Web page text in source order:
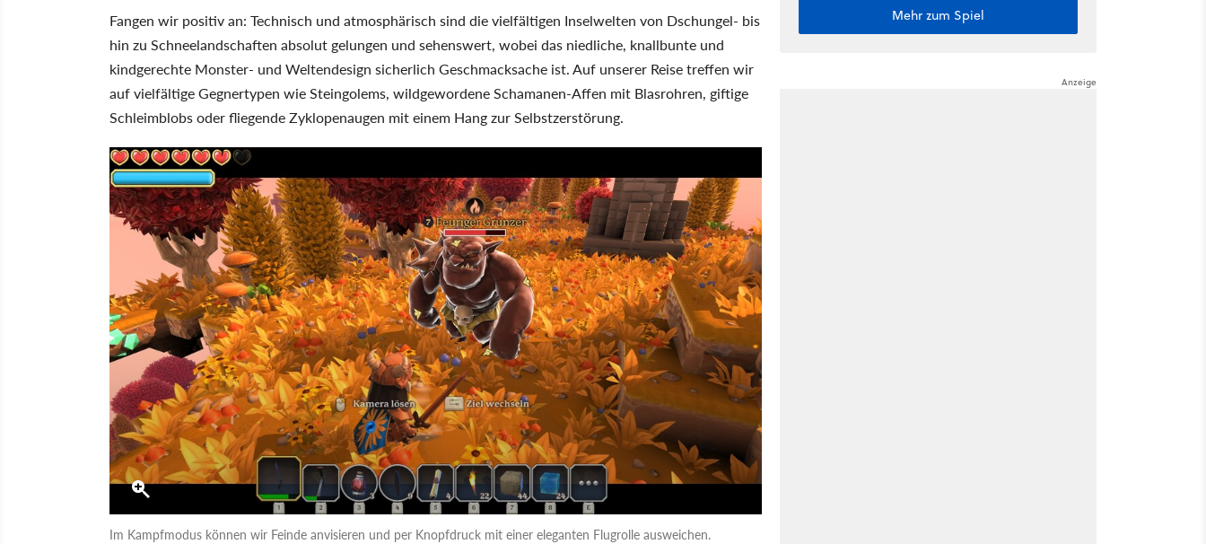
Fangen wir positiv an: Technisch und atmosphärisch sind die vielfältigen Inselwelten von Dschungel- bis
hin zu Schneelandschaften absolut gelungen und sehenswert, wobei das niedliche, knallbunte und
kindgerechte Monster- und Weltendesign sicherlich Geschmacksache ist. Auf unserer Reise treffen wir
auf vielfältige Gegnertypen wie Steingolems, wildgewordene Schamanen-Affen mit Blasrohren, giftige
Schleimblobs oder fliegende Zyklopenaugen mit einem Hang zur Selbstzerstörung.
Im Kampfmodus können wir Feinde anvisieren und per Knopfdruck mit einer eleganten Flugrolle ausweichen.
Mehr zum Spiel